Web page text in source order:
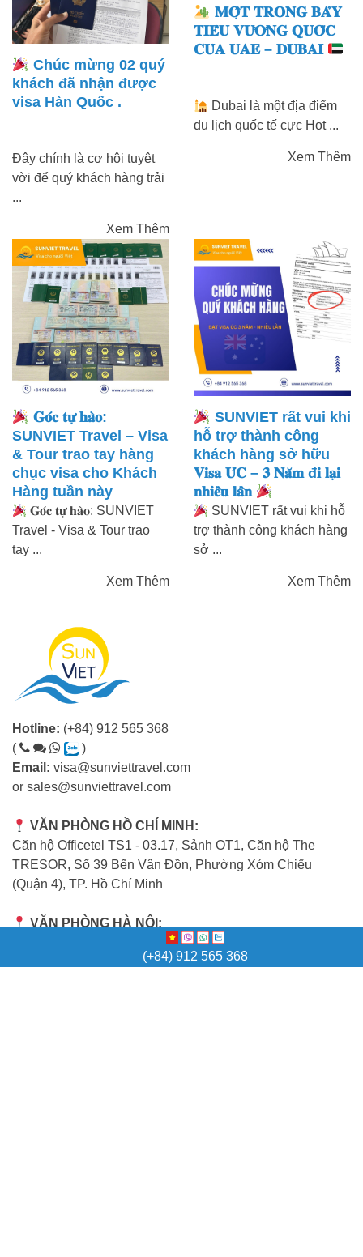
Chúc mừng 02 quý
khách đã nhận được
visa Hàn Quốc .
Đây chính là cơ hội tuyệt
vời để quý khách hàng trải
...
Xem Thêm
𝐌𝐎̣̂𝐓 𝐓𝐑𝐎𝐍𝐆 𝐁𝐀̉𝐘
𝐓𝐈𝐄̂̉𝐔 𝐕𝐔̛𝐎̛𝐍𝐆 𝐐𝐔𝐎̂́𝐂
𝐂𝐔̉𝐀 𝐔𝐀𝐄 – 𝐃𝐔𝐁𝐀𝐈
Dubai là một địa điểm
du lịch quốc tế cực Hot ...
Xem Thêm
𝐆𝐨́𝐜 𝐭𝐮̛̣ 𝐡𝐚̀𝐨:
SUNVIET Travel – Visa
& Tour trao tay hàng
chục visa cho Khách
Hàng tuần này
𝐆𝐨́𝐜 𝐭𝐮̛̣ 𝐡𝐚̀𝐨: SUNVIET
Travel - Visa & Tour trao
tay ...
Xem Thêm
SUNVIET rất vui khi
hỗ trợ thành công
khách hàng sở hữu
𝐕𝐢𝐬𝐚 𝐔́𝐂 – 𝟑 𝐍𝐚̆𝐦 đ𝐢 𝐥𝐚̣𝐢
𝐧𝐡𝐢𝐞̂̀𝐮 𝐥𝐚̂̀𝐧
SUNVIET rất vui khi hỗ
trợ thành công khách hàng
sở ...
Xem Thêm
Hotline: (+84) 912 565 368
(
)
Email: visa@sunviettravel.com
or sales@sunviettravel.com
VĂN PHÒNG HỒ CHÍ MINH:
Căn hộ Officetel TS1 - 03.17, Sảnh OT1, Căn hộ The
TRESOR, Số 39 Bến Vân Đồn, Phường Xóm Chiếu
(Quận 4), TP. Hồ Chí Minh
VĂN PHÒNG HÀ NỘI:
Tầng 5 (Office Building), 18 đường Yên Ninh,
Phường Ba Đình, Thủ Đô Hà Nội
(+84) 912 565 368